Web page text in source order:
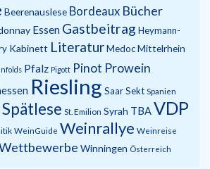
Beerenauslese Bordeaux Bücher
Essen Gastbeitrag Heymann-
Kabinett LiteraturMedocMittelrhein
Pfalz Pigott Pinot Prowein
Riesling SaarSekt Spanien
Spätlese St. Emilion Syrah TBAVDP
WeinGuide Weinrallye Weinreise
Winningen Österreich